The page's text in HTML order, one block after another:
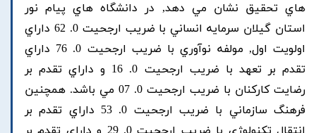
هاي تحقيق نشان مي دهد, در دانشگاه هاي پيام نور
استان گيلان سرمايه انساني با ضريب ارجحيت 0. 62 داراي
اولويت اول, مولفه نوآوري با ضريب ارجحيت 0. 76 داراي
تقدم بر تعهد با ضريب ارجحيت 0. 16 و داراي تقدم بر
رضايت کارکنان با ضريب ارجحيت 0. 07 مي باشد. همچنين
فرهنگ سازماني با ضريب ارجحيت 0. 53 داراي تقدم بر